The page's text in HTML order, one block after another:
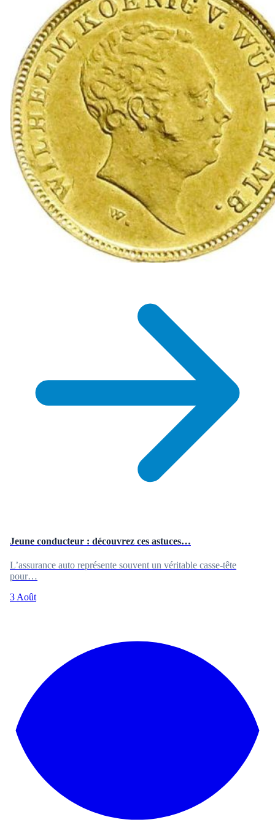
Jeune conducteur : découvrez ces astuces…
L’assurance auto représente souvent un véritable casse-tête
pour…
3 Août